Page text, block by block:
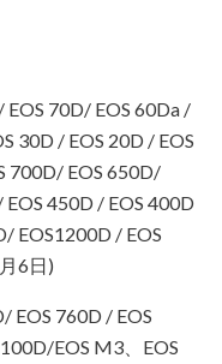
70D/ EOS 60Da /
30D / EOS 20D / EOS
700D/ EOS 650D/
450D / EOS 400D
EOS1200D / EOS
6日)
EOS 760D / EOS
EOS M3、EOS